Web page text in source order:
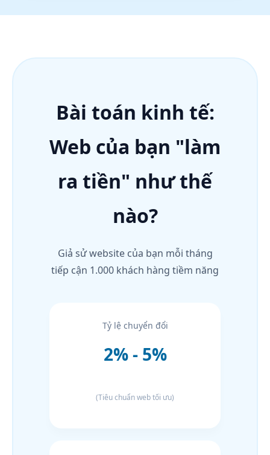
Bài toán kinh tế:
Web của bạn "làm
ra tiền" như thế
nào?
Giả sử website của bạn mỗi tháng
tiếp cận 1.000 khách hàng tiềm năng
Tỷ lệ chuyển đổi
2% - 5%
(Tiêu chuẩn web tối ưu)